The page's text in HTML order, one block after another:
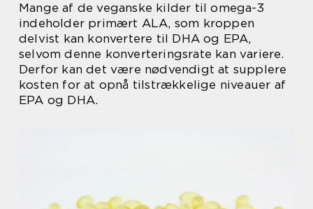
Mange af de veganske kilder til omega-3
indeholder primært ALA, som kroppen
delvist kan konvertere til DHA og EPA,
selvom denne konverteringsrate kan variere.
Derfor kan det være nødvendigt at supplere
kosten for at opnå tilstrækkelige niveauer af
EPA og DHA.